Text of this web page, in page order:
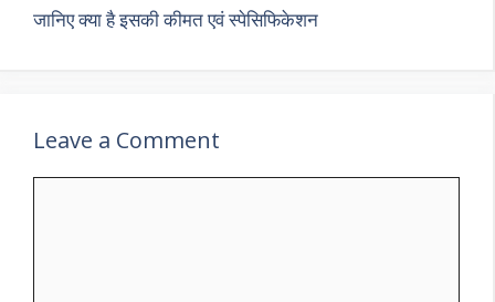
जानिए क्या है इसकी कीमत एवं स्पेसिफिकेशन
Leave a Comment